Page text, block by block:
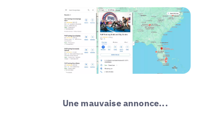
Une mauvaise annonce...